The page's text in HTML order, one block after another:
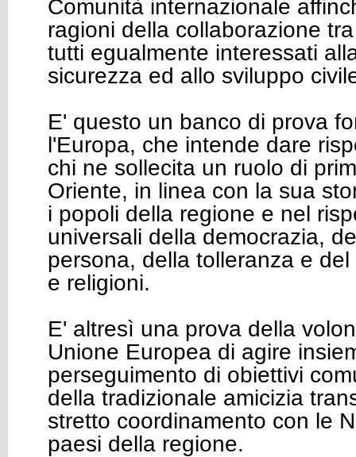
Comunità internazionale
ragioni della collaborazione
tutti egualmente interessati
sicurezza ed allo sviluppo
E' questo un banco di prova
l'Europa, che intende dare
chi ne sollecita un ruolo di
Oriente, in linea con la sua
i popoli della regione e nel
universali della democrazia,
persona, della tolleranza e
e religioni.
E' altresì una prova della
Unione Europea di agire
perseguimento di obiettivi
della tradizionale amicizia
stretto coordinamento con le
paesi della regione.